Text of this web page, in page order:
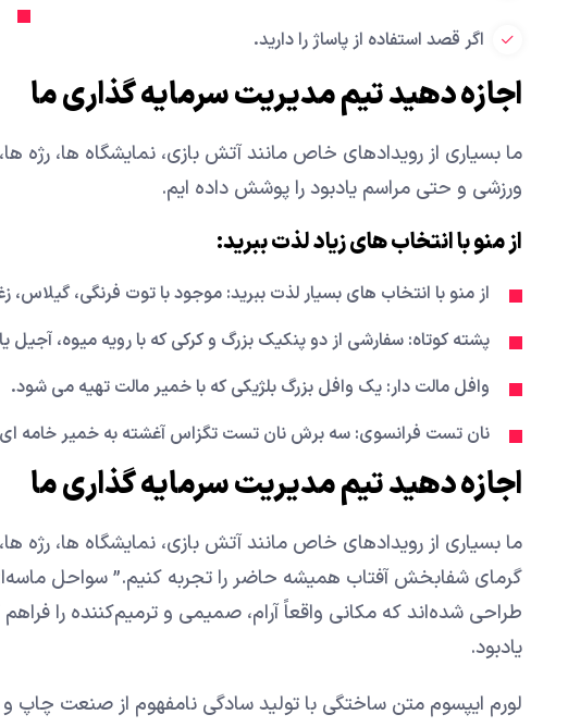
اگر قصد استفاده از پاساژ را دارید.
اجازه دهید تیم مدیریت سرمایه گذاری ما
ما بسیاری از رویدادهای خاص مانند آتش بازی، نمایشگاه ها، رژه
ورزشی و حتی مراسم یادبود را پوشش داده ایم.
از منو با انتخاب های زیاد لذت ببرید:
از منو با انتخاب های بسیار لذت ببرید: موجود با توت فرنگی، گیلاس،
پشته کوتاه: سفارشی از دو پنکیک بزرگ و کرکی که با رویه میوه،
وافل مالت دار: یک وافل بزرگ بلژیکی که با خمیر مالت تهیه می شود.
نان تست فرانسوی: سه برش نان تست تگزاس آغشته به خمیر خامه
اجازه دهید تیم مدیریت سرمایه گذاری ما
ما بسیاری از رویدادهای خاص مانند آتش بازی، نمایشگاه ها، رژه
گرمای شفابخش آفتاب همیشه حاضر را تجربه کنیم.” سواحل
طراحی شده‌اند که مکانی واقعاً آرام، صمیمی و ترمیم‌کننده را
یادبود.
لورم ایپسوم متن ساختگی با تولید سادگی نامفهوم از صنعت چاپ